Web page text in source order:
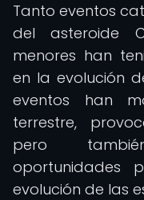
Tanto eventos
del asteroide
menores han
en la evolución
eventos han
terrestre,
pero
evolución de las